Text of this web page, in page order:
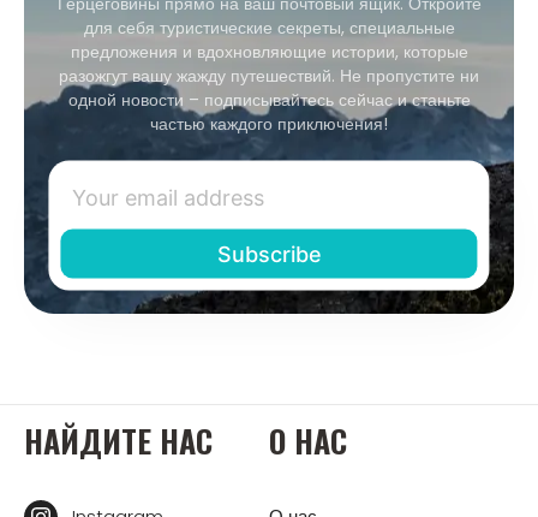
для себя туристические секреты, специальные
предложения и вдохновляющие истории, которые
разожгут вашу жажду путешествий. Не пропустите ни
одной новости – подписывайтесь сейчас и станьте
частью каждого приключения!
НАЙДИТЕ НАС О НАС